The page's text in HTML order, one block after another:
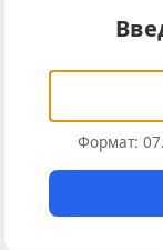
Формат: